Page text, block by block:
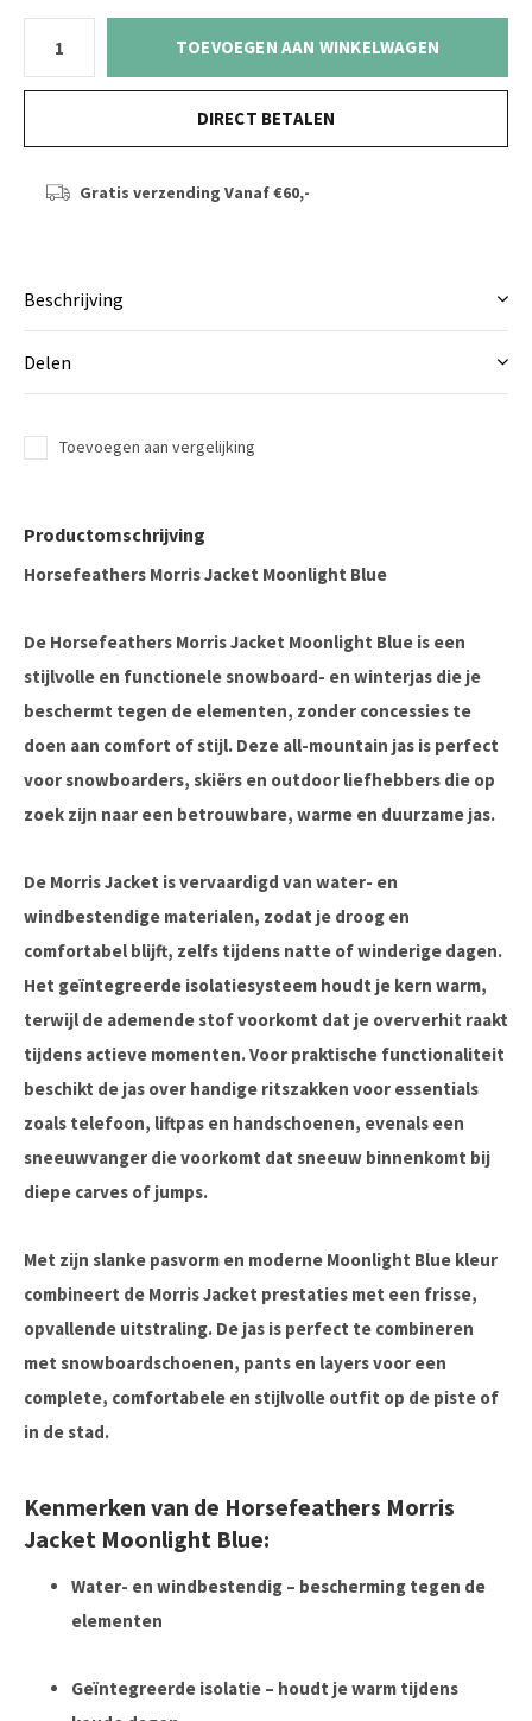
TOEVOEGEN AAN WINKELWAGEN
DIRECT BETALEN
Gratis verzending Vanaf €60,-
Beschrijving
Delen
Toevoegen aan vergelijking
Productomschrijving
Horsefeathers Morris Jacket Moonlight Blue
De Horsefeathers Morris Jacket Moonlight Blue is een
stijlvolle en functionele snowboard- en winterjas die je
beschermt tegen de elementen, zonder concessies te
doen aan comfort of stijl. Deze all-mountain jas is perfect
voor snowboarders, skiërs en outdoor liefhebbers die op
zoek zijn naar een betrouwbare, warme en duurzame jas.
De Morris Jacket is vervaardigd van water- en
windbestendige materialen, zodat je droog en
comfortabel blijft, zelfs tijdens natte of winderige dagen.
Het geïntegreerde isolatiesysteem houdt je kern warm,
terwijl de ademende stofvoorkomt dat je oververhit raakt
tijdens actieve momenten. Voor praktische functionaliteit
beschikt de jas over handige ritszakken voor essentials
zoals telefoon, liftpas en handschoenen, evenals een
sneeuwvanger die voorkomt dat sneeuw binnenkomt bij
diepe carves of jumps.
Met zijn slanke pasvorm en moderne Moonlight Blue kleur
combineert de Morris Jacket prestaties met een frisse,
opvallende uitstraling. De jas is perfect te combineren
met snowboardschoenen, pants en layers voor een
complete, comfortabele en stijlvolle outfit op de piste of
in de stad.
Kenmerken van de Horsefeathers Morris
Jacket Moonlight Blue:
Water- en windbestendig – bescherming tegen de
elementen
Geïntegreerde isolatie – houdt je warm tijdens